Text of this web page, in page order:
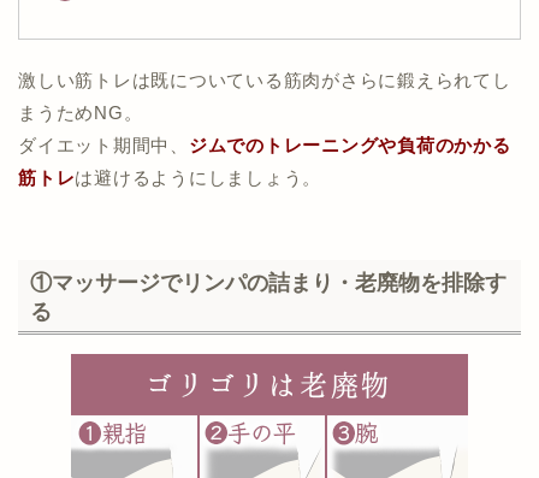
激しい筋トレは既についている筋肉がさらに鍛えられてし
まうためNG。
ダイエット期間中、 ジムでのトレーニングや負荷のかかる
筋トレは避けるようにしましょう。
①マッサージでリンパの詰まり・老廃物を排除す
る